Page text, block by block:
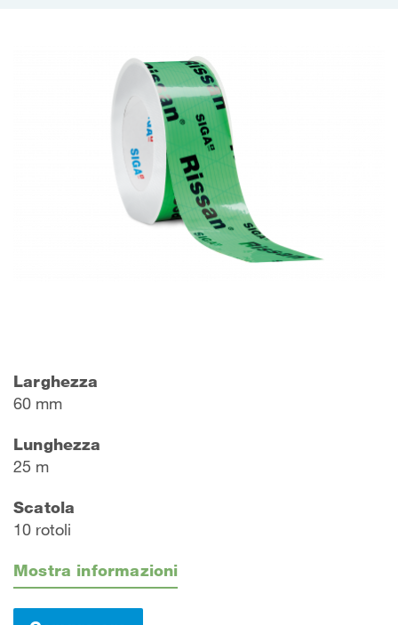
Larghezza
60 mm
Lunghezza
25 m
Scatola
10 rotoli
Mostra informazioni